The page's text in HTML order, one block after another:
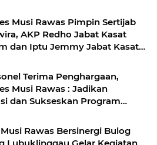
Musi Rawas Pimpin Sertijab
AKP Redho Jabat Kasat
dan Iptu Jemmy Jabat Kasat
Terima Penghargaan,
Musi Rawas : Jadikan
dan Sukseskan Program
Rawas Bersinergi Bulog